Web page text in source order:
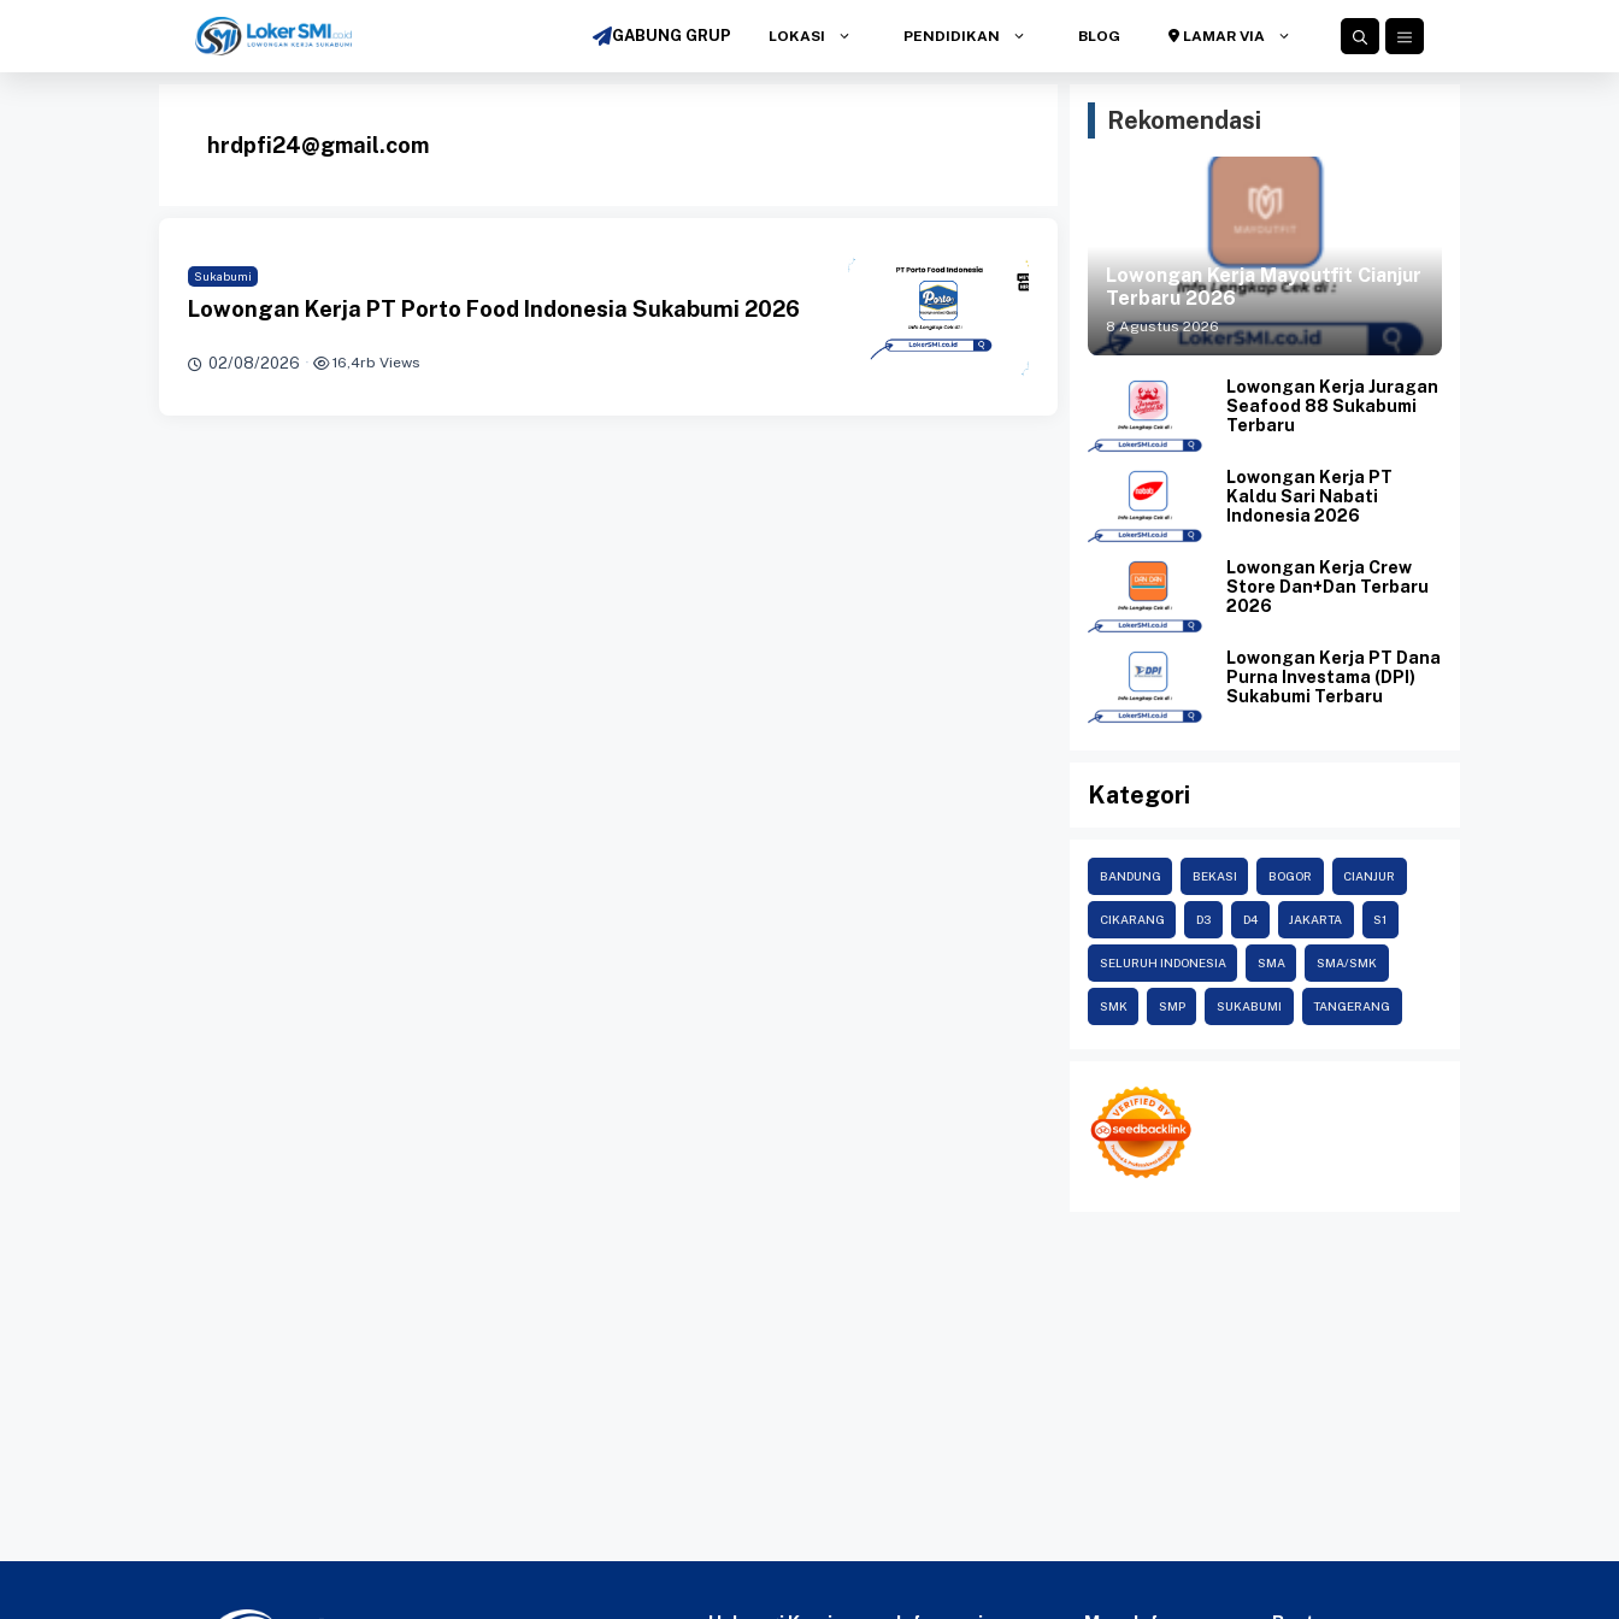
isi
GABUNG GRUP LOKASI PENDIDIKAN BLOG LAMAR VIA
hrdpfi24@gmail.com
Sukabumi
Lowongan Kerja PT Porto Food Indonesia Sukabumi 2026
02/08/2026 · 16,4rb Views
Rekomendasi
Lowongan Kerja Mayoutfit Cianjur
Terbaru 2026
8 Agustus 2026
Lowongan Kerja Juragan
Seafood 88 Sukabumi
Terbaru
Lowongan Kerja PT
Kaldu Sari Nabati
Indonesia 2026
Lowongan Kerja Crew
Store Dan+Dan Terbaru
2026
Lowongan Kerja PT Dana
Purna Investama (DPI)
Sukabumi Terbaru
Kategori
BANDUNG BEKASI BOGOR CIANJUR
CIKARANG D3 D4 JAKARTA S1
SELURUH INDONESIA SMA SMA/SMK
SMK SMP SUKABUMI TANGERANG